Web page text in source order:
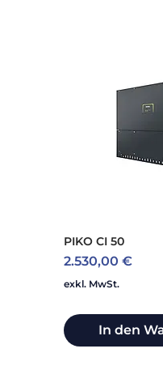
PIKO CI 50
Preis
2.530,00 €
exkl. MwSt.
In den